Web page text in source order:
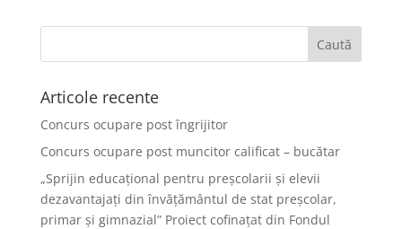
Articole recente
Concurs ocupare post îngrijitor
Concurs ocupare post muncitor calificat – bucătar
„Sprijin educațional pentru preșcolarii și elevii
dezavantajați din învățământul de stat preșcolar,
primar și gimnazial” Proiect cofinațat din Fondul